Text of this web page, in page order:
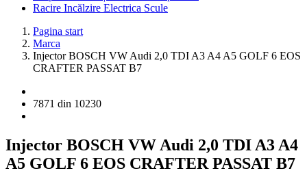
Racire Incălzire Electrica Scule
Pagina start
Marca
Injector BOSCH VW Audi 2,0 TDI A3 A4 A5 GOLF 6 EOS
CRAFTER PASSAT B7
7871 din 10230
Injector BOSCH VW Audi 2,0 TDI A3 A4
A5 GOLF 6 EOS CRAFTER PASSAT B7